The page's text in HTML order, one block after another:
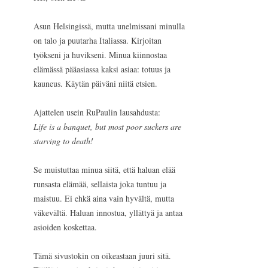
Asun Helsingissä, mutta unelmissani minulla
on talo ja puutarha Italiassa. Kirjoitan
työkseni ja huvikseni. Minua kiinnostaa
elämässä pääasiassa kaksi asiaa: totuus ja
kauneus. Käytän päiväni niitä etsien.
Ajattelen usein RuPaulin lausahdusta:
Life is a banquet, but most poor suckers are
starving to death!
Se muistuttaa minua siitä, että haluan elää
runsasta elämää, sellaista joka tuntuu ja
maistuu. Ei ehkä aina vain hyvältä, mutta
väkevältä. Haluan innostua, yllättyä ja antaa
asioiden koskettaa.
Tämä sivustokin on oikeastaan juuri sitä.